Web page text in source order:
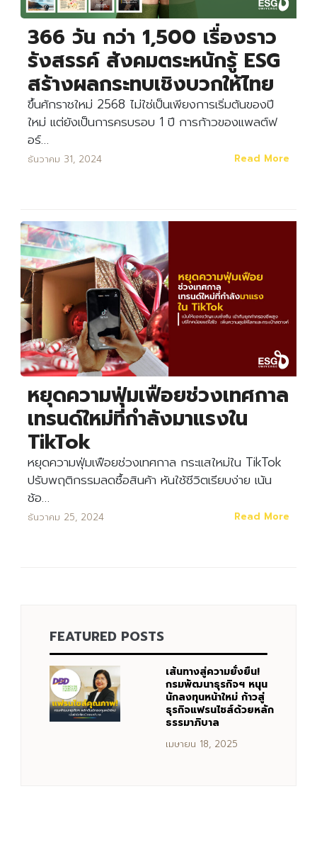
Search
for: Search
366 วัน กว่า 1,500 เรื่องราว
รังสรรค์ สังคมตระหนักรู้ ESG
สร้างผลกระทบเชิงบวกให้ไทย
ขึ้นศักราชใหม่ 2568 ไม่ใช่เป็นเพียงการเริ่มต้นของปี
ใหม่ แต่ยังเป็นการครบรอบ 1 ปี การก้าวของแพลต์ฟ
อร์…
ธันวาคม 31, 2024 Read More
หยุดความฟุ่มเฟือยช่วงเทศกาล
เทรนด์ใหม่ที่กำลังมาแรงใน
TikTok
หยุดความฟุ่มเฟือยช่วงเทศกาล กระแสใหม่ใน TikTok
ปรับพฤติกรรมลดซื้อสินค้า หันใช้ชีวิตเรียบง่าย เน้น
ช้อ…
ธันวาคม 25, 2024 Read More
FEATURED POSTS
เส้นทางสู่ความยั่งยืน!
กรมพัฒนาธุรกิจฯ หนุน
นักลงทุนหน้าใหม่ ก้าวสู่
ธุรกิจแฟรนไชส์ด้วยหลัก
ธรรมาภิบาล
เมษายน 18, 2025